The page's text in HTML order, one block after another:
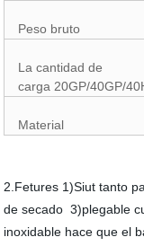
Peso bruto
La cantidad de
carga 20GP/40GP/
Material
2.Fetures 1)Siut tanto
de secado 3)plegable
inoxidable hace que el